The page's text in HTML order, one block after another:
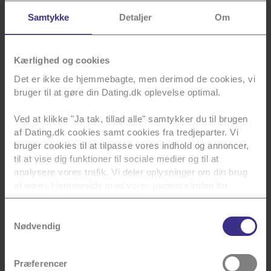
Samtykke Detaljer Om
Kærlighed og cookies
Det er ikke de hjemmebagte, men derimod de cookies, vi
bruger til at gøre din Dating.dk oplevelse optimal.
Ved at klikke "Ja tak, tillad alle" samtykker du til brugen
af Dating.dk cookies samt cookies fra tredjeparter. Vi
bruger cookies til at tilpasse vores indhold og annoncer,
til at vise dig funktioner til sociale medier og til at
analysere vores trafik. Vi deler oplysninger om din brug
sociale medier, annoncering og analyse. Vores partnere
dem, eller som de har indsamlet fra din brug af deres
Du kan se en liste over alle vores tredjeparter her.
Nødvendig
Præferencer
Mai
Anbefalinger
Find dit
kommende
Tips
Læs vores
tips til
Dating og
Horoskoper
Se dit
horoskop for